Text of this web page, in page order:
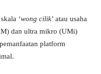
‘wong cilik’ atau usaha
dan ultra mikro (UMi)
platform